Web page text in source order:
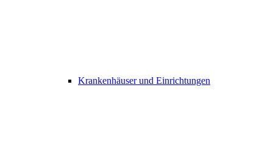
Krankenhäuser und Einrichtungen